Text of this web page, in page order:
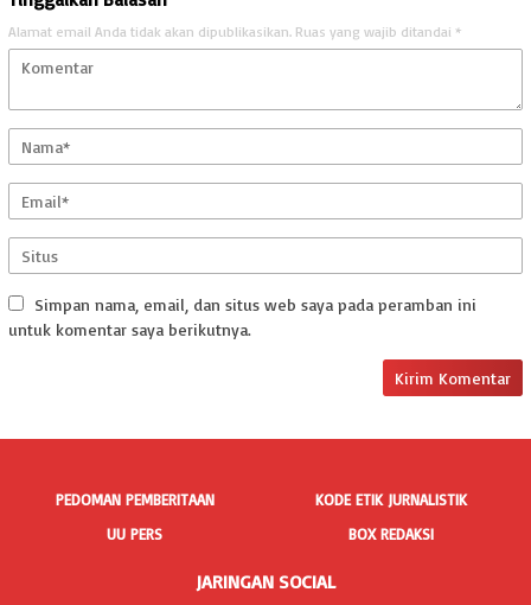
Alamat email Anda tidak akan dipublikasikan. Ruas yang wajib ditandai *
Simpan nama, email, dan situs web saya pada peramban ini
untuk komentar saya berikutnya.
PEDOMAN PEMBERITAAN
KODE ETIK JURNALISTIK
UU PERS
BOX REDAKSI
JARINGAN SOCIAL